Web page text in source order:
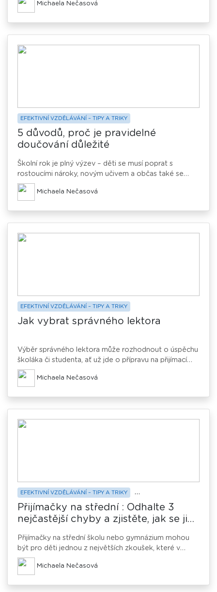
vaše studijní výsledky. Vyzkoušejte osm nejznámějších
Michaela Nečasová
EFEKTIVNÍ VZDĚLÁVÁNÍ – TIPY A TRIKY
5 důvodů, proč je pravidelné
doučování důležité
Školní rok je plný výzev – děti se musí poprat s
rostoucími nároky, novým učivem a občas také se
stresem. Školní výuka nemusí k osvojení látky stačit. A
nejde jen o známky. Když dětem chybí pevné základy,
kruhu. Pravidelné doučování pomůže s běžnou školní
látkou, přípravou na testy či zkoušení, ale také s
Michaela Nečasová
EFEKTIVNÍ VZDĚLÁVÁNÍ – TIPY A TRIKY
Jak vybrat správného lektora
Výběr správného lektora může rozhodnout o úspěchu
školáka či studenta, ať už jde o přípravu na přijímací
zkoušky, nebo průběžné doučování. Kvalitní lektor je
odborníkem na daný předmět a zároveň především
lektor je ten pravý a na co se při výběru zaměřit?
Zjistěte, jak při výběru nešlápnout vedle.
Michaela Nečasová
EFEKTIVNÍ VZDĚLÁVÁNÍ – TIPY A TRIKY PŘÍPRAVA NA PŘIJÍMAČKY
Přijímačky na střední : Odhalte 3
nejčastější chyby a zjistěte, jak se jim
Přijímačky na střední školu nebo gymnázium mohou
být pro děti jednou z největších zkoušek, které v
životě zažily. Proto je tak důležitá dobrá příprava,
která budoucím studentům dodá sebejistotu při řešení
Michaela Nečasová